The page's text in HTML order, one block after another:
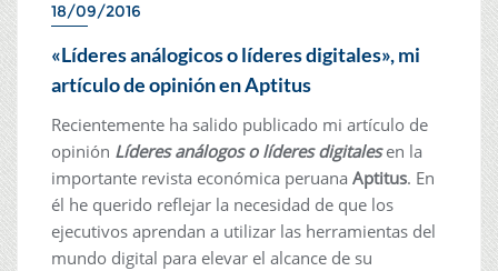
18/09/2016
«Líderes análogicos o líderes digitales», mi
artículo de opinión en Aptitus
Recientemente ha salido publicado mi artículo de
opinión Líderes análogos o líderes digitalesen la
importante revista económica peruana Aptitus. En
él he querido reflejar la necesidad de que los
ejecutivos aprendan a utilizar las herramientas del
mundo digital para elevar el alcance de su